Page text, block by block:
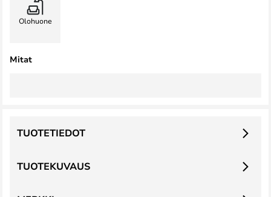
Olohuone
Mitat
TUOTEKUVAUS
TUOTETIEDOT